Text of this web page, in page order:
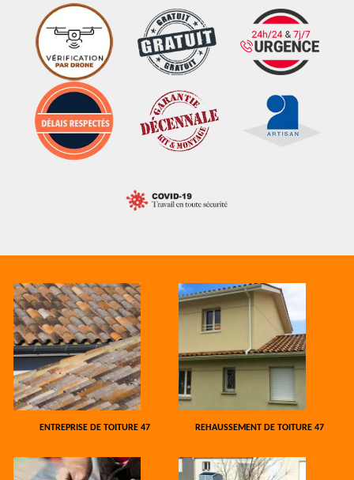
ENTREPRISE DE TOITURE 47 REHAUSSEMENT DE TOITURE 47